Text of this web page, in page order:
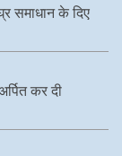
समाधान के दिए
कर दी